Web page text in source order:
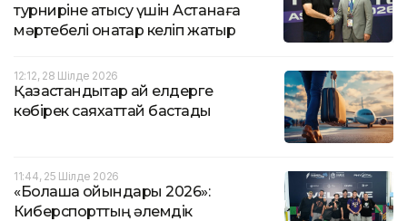
турниріне қатысу үшін Астанаға
мәртебелі қонақтар келіп жатыр
12:12, 28 Шілде 2026
Қазақстандықтар қай елдерге
көбірек саяхаттай бастады
11:44, 25 Шілде 2026
«Болашақ ойындары 2026»:
Киберспорттың әлемдік